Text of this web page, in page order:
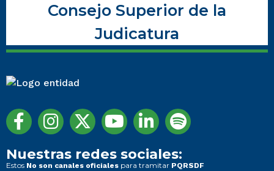
Consejo Superior de la
Judicatura
Nuestras redes sociales:
Estos No son canales oficiales para tramitar PQRSDF